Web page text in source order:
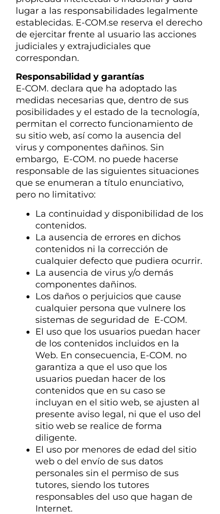
lugar a las responsabilidades legalmente
establecidas. E-COM.se reserva el derecho
de ejercitar frente al usuario las acciones
judiciales y extrajudiciales que
correspondan.
Responsabilidad y garantías
E-COM. declara que ha adoptado las
medidas necesarias que, dentro de sus
posibilidades y el estado de la tecnología,
permitan el correcto funcionamiento de
su sitio web, así como la ausencia del
virus y componentes dañinos. Sin
embargo, E-COM. no puede hacerse
responsable de las siguientes situaciones
que se enumeran a título enunciativo,
pero no limitativo:
La continuidad y disponibilidad de los
contenidos.
La ausencia de errores en dichos
contenidos ni la corrección de
cualquier defecto que pudiera ocurrir.
La ausencia de virus y/o demás
componentes dañinos.
Los daños o perjuicios que cause
cualquier persona que vulnere los
sistemas de seguridad de E-COM.
El uso que los usuarios puedan hacer
de los contenidos incluidos en la
Web. En consecuencia, E-COM. no
garantiza a que el uso que los
usuarios puedan hacer de los
contenidos que en su caso se
incluyan en el sitio web, se ajusten al
presente aviso legal, ni que el uso del
sitio web se realice de forma
diligente.
El uso por menores de edad del sitio
web o del envío de sus datos
personales sin el permiso de sus
tutores, siendo los tutores
responsables del uso que hagan de
Internet.